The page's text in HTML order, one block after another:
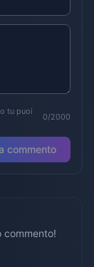
tu puoi
0/2000
commento
commento!